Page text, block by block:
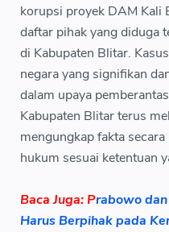
korupsi proyek DAM Kali
daftar pihak yang diduga
di Kabupaten Blitar.
negara yang signifikan
dalam upaya
Kabupaten Blitar terus
mengungkap fakta
hukum sesuai ketentuan
Baca Juga: Prabowo
Harus Berpihak pada